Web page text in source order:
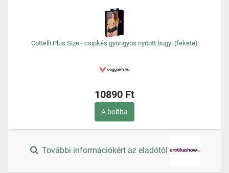
Cottelli Plus Size - csipkés gyöngyös nyitott bugyi (fekete)
10890 Ft
A boltba
További információkért az eladótól